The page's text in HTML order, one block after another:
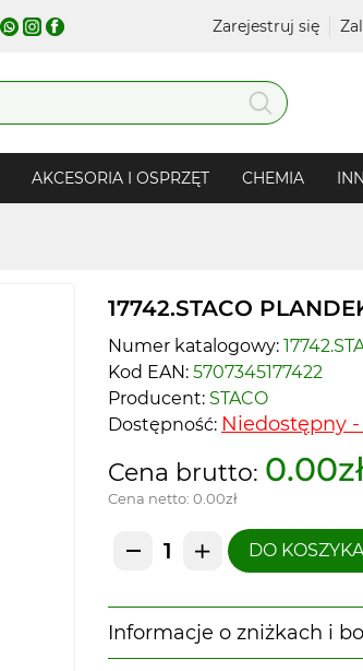
Zarejestruj się
AKCESORIA I OSPRZĘT CHEMIA
17742.STACO
Numer katalogowy:
Kod EAN: 5707345177422
Producent: STACO
Dostępność: Niedostępny
Cena brutto: 0.00zł
Cena netto: 0.00zł
DO KOSZYKA
Informacje o zniżkach i